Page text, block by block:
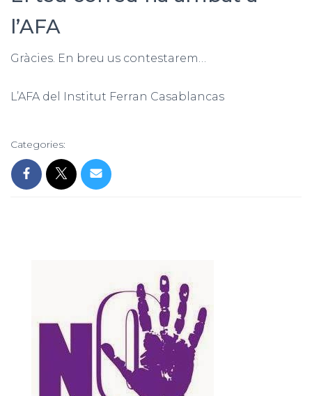
l’AFA
Gràcies. En breu us contestarem…
L’AFA del Institut Ferran Casablancas
Categories: